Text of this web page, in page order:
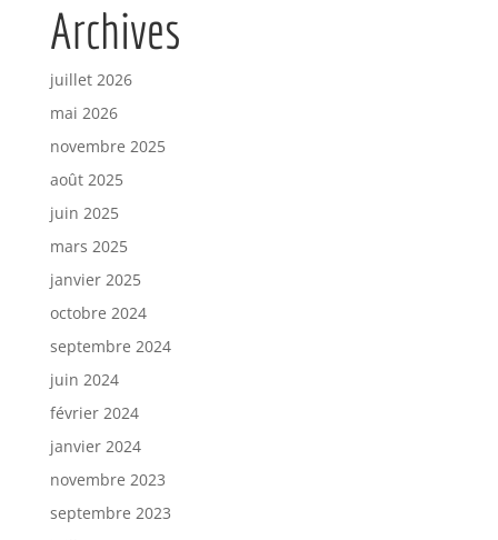
Archives
juillet 2026
mai 2026
novembre 2025
août 2025
juin 2025
mars 2025
janvier 2025
octobre 2024
septembre 2024
juin 2024
février 2024
janvier 2024
novembre 2023
septembre 2023